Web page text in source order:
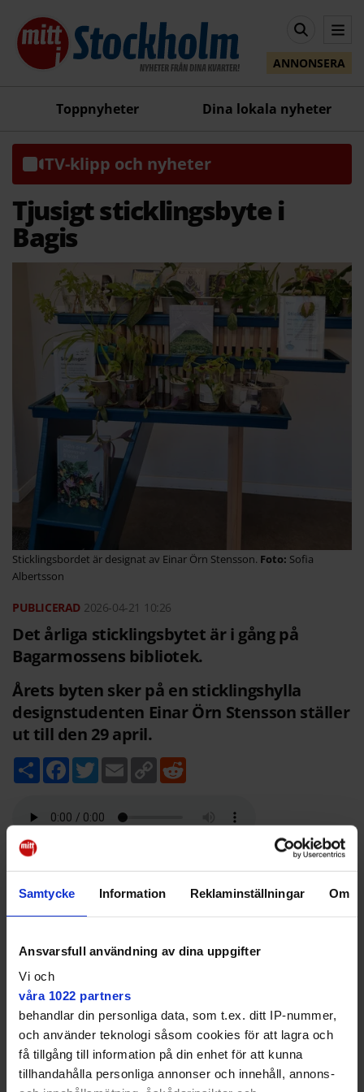
Samtycke Information Reklaminställningar Om
Ansvarsfull användning av dina uppgifter
Vi och
våra 1022 partners
behandlar din personliga data, som t.ex. ditt IP-nummer,
och använder teknologi såsom cookies för att lagra och
få tillgång till information på din enhet för att kunna
tillhandahålla personliga annonser och innehåll, annons-
ANNONSERA
Toppnyheter Dina lokala nyheter
TV-klipp och nyheter
Tjusigt sticklingsbyte i
Bagis
Sticklingsbordet är designat av Einar Örn Stensson.
Sofia
Albertsson
2026-04-21 10:26
Det årliga sticklingsbytet är i gång på
Bagarmossens bibliotek.
Årets byten sker på en sticklingshylla
designstudenten Einar Örn Stensson ställer
ut till den 29 april.
D
e
F
b
o
T
w
t
e
E
m
C
o
i t
Bagarmossen
Årets sticklingsbyte är i gång på Bagarmossens
bibliotek. Fram till den 29 april kan besökare komma
sker utbytet med tjusig fond. Einar Örn Stensson från
han kallar "Sticklingsbiblioteket".